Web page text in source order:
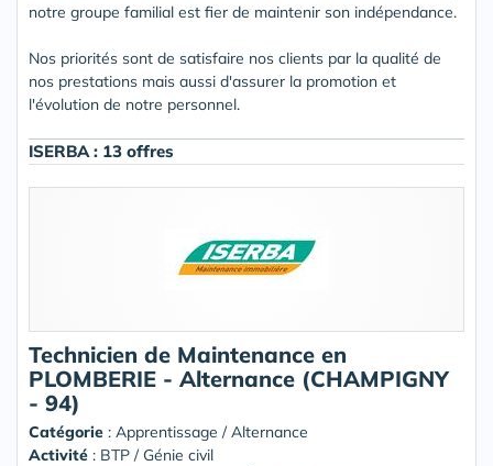
notre groupe familial est fier de maintenir son indépendance.
Nos priorités sont de satisfaire nos clients par la qualité de
nos prestations mais aussi d'assurer la promotion et
l'évolution de notre personnel.
ISERBA : 13 offres
Technicien de Maintenance en
PLOMBERIE - Alternance (CHAMPIGNY
- 94)
Catégorie : Apprentissage / Alternance
Activité : BTP / Génie civil